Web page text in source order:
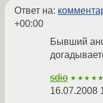
Ответ на:
+00:00
Бывший
sdio ★★★★★
16.07.2008